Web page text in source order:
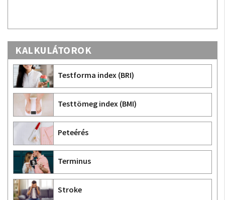
KALKULÁTOROK
Testforma index (BRI)
Testtömeg index (BMI)
Peteérés
Terminus
Stroke